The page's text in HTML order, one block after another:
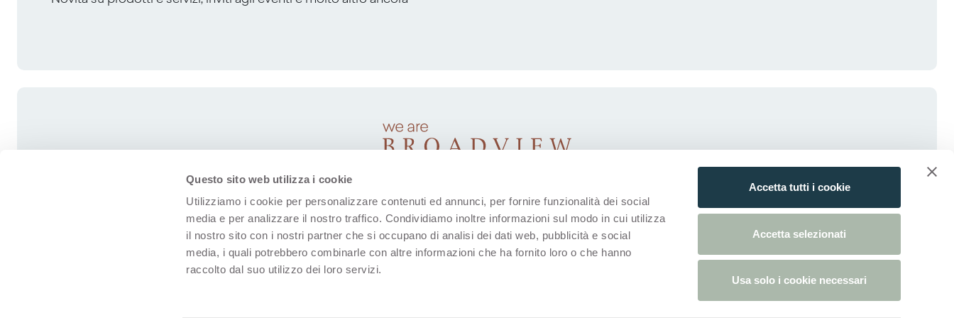
Questo sito web utilizza i cookie
Utilizziamo i cookie per personalizzare contenuti ed annunci, per fornire funzionalità dei social
media e per analizzare il nostro traffico. Condividiamo inoltre informazioni sul modo in cui utilizza
il nostro sito con i nostri partner che si occupano di analisi dei dati web, pubblicità e social
media, i quali potrebbero combinarle con altre informazioni che ha fornito loro o che hanno
raccolto dal suo utilizzo dei loro servizi.
Accetta tutti i cookie
Accetta selezionati
Usa solo i cookie necessari